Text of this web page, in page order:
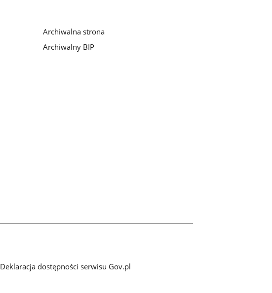
Archiwalna strona
Archiwalny BIP
Deklaracja dostępności serwisu Gov.pl